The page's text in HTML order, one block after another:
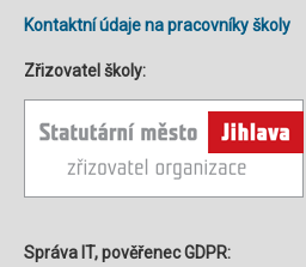
Kontaktní údaje na pracovníky školy
Zřizovatel školy:
Správa IT, pověřenec GDPR: